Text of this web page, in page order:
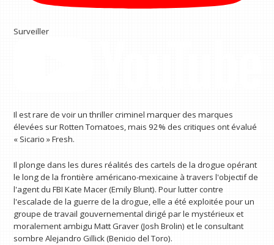
Surveiller
Il est rare de voir un thriller criminel marquer des marques
élevées sur Rotten Tomatoes, mais 92% des critiques ont évalué
« Sicario » Fresh.
Il plonge dans les dures réalités des cartels de la drogue opérant
le long de la frontière américano-mexicaine à travers l'objectif de
l'agent du FBI Kate Macer (Emily Blunt). Pour lutter contre
l'escalade de la guerre de la drogue, elle a été exploitée pour un
groupe de travail gouvernemental dirigé par le mystérieux et
moralement ambigu Matt Graver (Josh Brolin) et le consultant
sombre Alejandro Gillick (Benicio del Toro).